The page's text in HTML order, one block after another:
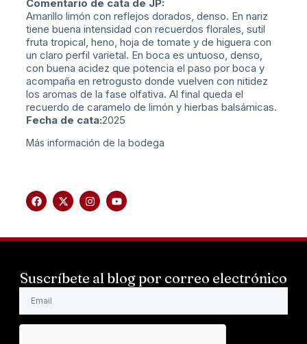
Comentario de cata de JP:
Amarillo limón con reflejos dorados, denso. En nariz
tiene buena intensidad con recuerdos florales, sutil
fruta tropical, heno, hoja de tomate y de higuera con
un claro perfil varietal. En boca es untuoso, denso,
con buena acidez que potencia el paso por boca y
acompaña en retrogusto donde vuelven con nitidez
los aromas de la fase olfativa. Al final queda el
recuerdo de caramelo de limón y hierbas balsámicas.
Fecha de cata:2025
Más información de la bodega
Suscríbete al blog por correo electrónico